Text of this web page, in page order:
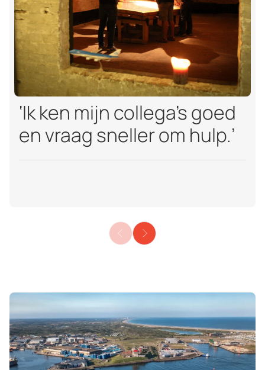
‘Ik ken mijn collega’s goed
en vraag sneller om hulp.’